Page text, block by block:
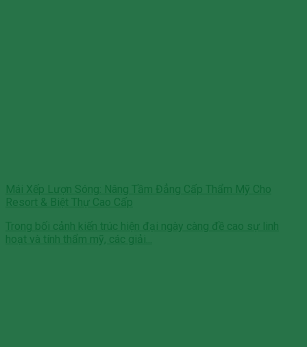
Mái Xếp Lượn Sóng: Nâng Tầm Đẳng Cấp Thẩm Mỹ Cho
Resort & Biệt Thự Cao Cấp
Trong bối cảnh kiến trúc hiện đại ngày càng đề cao sự linh
hoạt và tính thẩm mỹ, các giải...